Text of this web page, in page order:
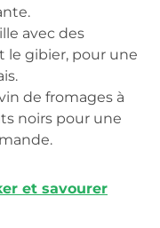
avec des
le gibier, pour une
de fromages à
noirs pour une
et savourer